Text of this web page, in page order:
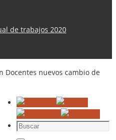
de trabajos 2020
Docentes nuevos cambio de
Buscar: